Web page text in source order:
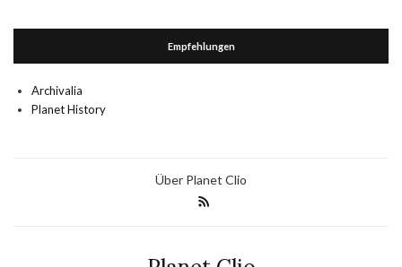
Empfehlungen
Archivalia
Planet History
Über Planet Clio